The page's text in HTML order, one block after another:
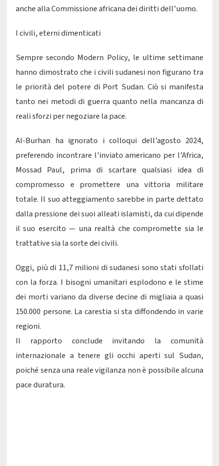
anche alla Commissione africana dei diritti dell’uomo.
I civili, eterni dimenticati
Sempre secondo Modern Policy, le ultime settimane
hanno dimostrato che i civili sudanesi non figurano tra
le priorità del potere di Port Sudan. Ciò si manifesta
tanto nei metodi di guerra quanto nella mancanza di
reali sforzi per negoziare la pace.
Al-Burhan ha ignorato i colloqui dell’agosto 2024,
preferendo incontrare l’inviato americano per l’Africa,
Mossad Paul, prima di scartare qualsiasi idea di
compromesso e promettere una vittoria militare
totale. Il suo atteggiamento sarebbe in parte dettato
dalla pressione dei suoi alleati islamisti, da cui dipende
il suo esercito — una realtà che compromette sia le
trattative sia la sorte dei civili.
Oggi, più di 11,7 milioni di sudanesi sono stati sfollati
con la forza. I bisogni umanitari esplodono e le stime
dei morti variano da diverse decine di migliaia a quasi
150.000 persone. La carestia si sta diffondendo in varie
regioni.
Il rapporto conclude invitando la comunità
internazionale a tenere gli occhi aperti sul Sudan,
poiché senza una reale vigilanza non è possibile alcuna
pace duratura.